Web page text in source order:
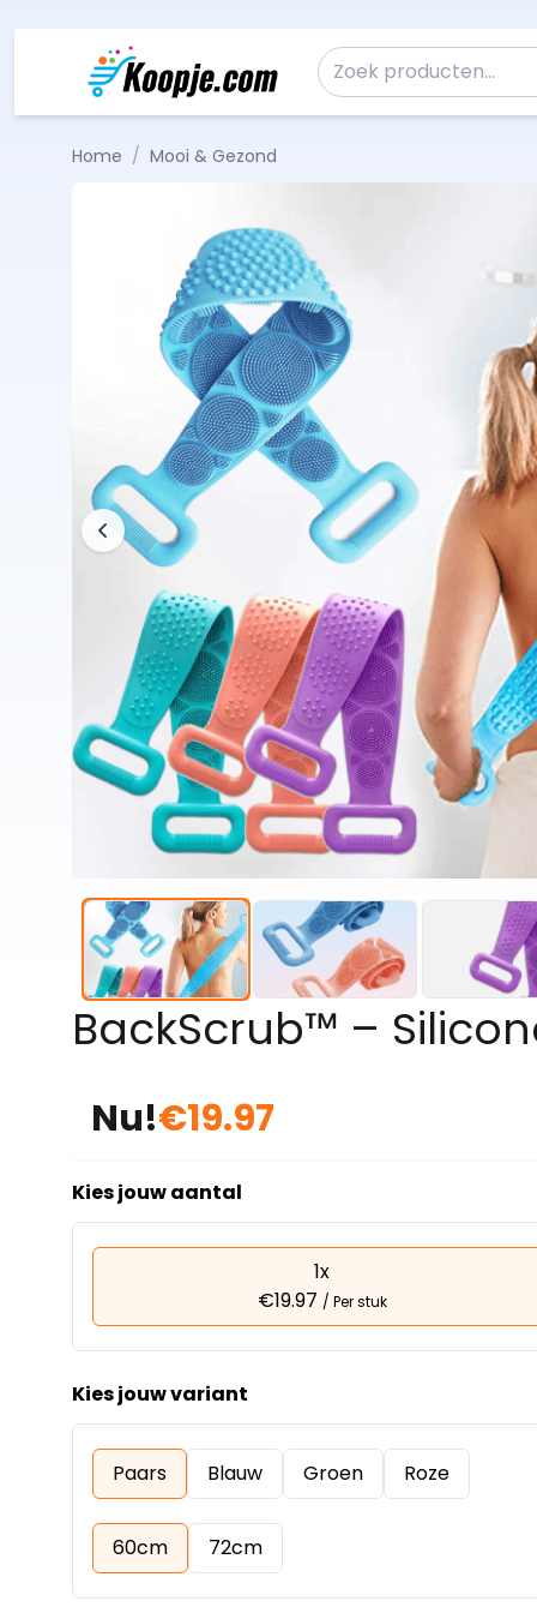
Zoeken naar:
Home / Mooi & Gezond
BackScrub™ –
Nu!€19.97
Kies jouw aantal
1x
€19.97 / Per stuk
Kies jouw variant
Paars Blauw Groen Roze
60cm 72cm